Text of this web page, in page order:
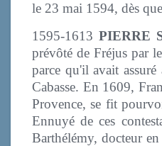
le 23 mai 1594, dès
1595-1613PIERRE
prévôté de Fréjus par
parce qu'il avait
Cabasse. En 1609,
Provence, se fit
Ennuyé de ces
Barthélémy, docteur